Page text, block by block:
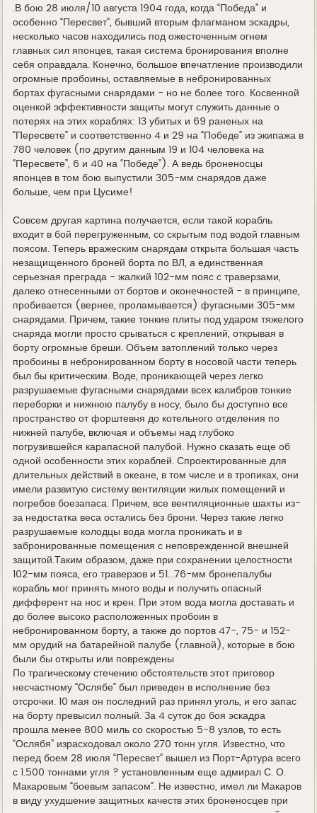
.В бою 28 июля/10 августа 1904 года, когда “Победа” и
особенно “Пересвет”, бывший вторым флагманом эскадры,
несколько часов находились под ожесточенным огнем
главных сил японцев, такая система бронирования вполне
себя оправдала. Конечно, большое впечатление производили
огромные пробоины, оставляемые в небронированных
бортах фугасными снарядами - но не более того. Косвенной
оценкой эффективности защиты могут служить данные о
потерях на этих кораблях: 13 убитых и 69 раненых на
“Пересвете” и соответственно 4 и 29 на “Победе” из экипажа в
780 человек (по другим данным 19 и 104 человека на
“Пересвете”, 6 и 40 на “Победе”). А ведь броненосцы
японцев в том бою выпустили 305-мм снарядов даже
больше, чем при Цусиме!
Совсем другая картина получается, если такой корабль
входит в бой перегруженным, со скрытым под водой главным
поясом. Теперь вражеским снарядам открыта большая часть
незащищенного броней борта по ВЛ, а единственная
серьезная преграда - жалкий 102-мм пояс с траверзами,
далеко отнесенными от бортов и оконечностей - в принципе,
пробивается (вернее, проламывается) фугасными 305-мм
снарядами. Причем, такие тонкие плиты под ударом тяжелого
снаряда могли просто срываться с креплений, открывая в
борту огромные бреши. Объем затоплений только через
пробоины в небронированном борту в носовой части теперь
был бы критическим. Воде, проникающей через легко
разрушаемые фугасными снарядами всех калибров тонкие
переборки и нижнюю палубу в носу, было бы доступно все
пространство от форштевня до котельного отделения по
нижней палубе, включая и объемы над глубоко
погрузившейся карапасной палубой. Нужно сказать еще об
одной особенности этих кораблей. Спроектированные для
длительных действий в океане, в том числе и в тропиках, они
имели развитую систему вентиляции жилых помещений и
погребов боезапаса. Причем, все вентиляционные шахты из-
за недостатка веса остались без брони. Через такие легко
разрушаемые колодцы вода могла проникать и в
забронированные помещения с неповрежденной внешней
защитой.Таким образом, даже при сохранении целостности
102-мм пояса, его траверзов и 51...76-мм бронепалубы
корабль мог принять много воды и получить опасный
дифферент на нос и крен. При этом вода могла доставать и
до более высоко расположенных пробоин в
небронированном борту, а также до портов 47-, 75- и 152-
мм орудий на батарейной палубе (главной), которые в бою
были бы открыты или повреждены
По трагическому стечению обстоятельств этот приговор
несчастному “Ослябе” был приведен в исполнение без
отсрочки. 10 мая он последний раз принял уголь, и его запас
на борту превысил полный. За 4 суток до боя эскадра
прошла менее 800 миль со скоростью 5-8 узлов, то есть
“Ослябя” израсходовал около 270 тонн угля. Известно, что
перед боем 28 июля “Пересвет” вышел из Порт-Артура всего
с 1.500 тоннами угля ? установленным еще адмирал С. О.
Макаровым “боевым запасом”. Не известно, имел ли Макаров
в виду ухудшение защитных качеств этих броненосцев при